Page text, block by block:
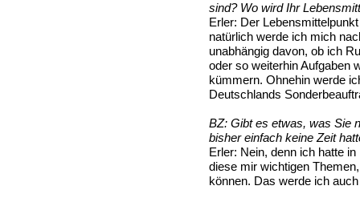
sind? Wo wird Ihr
Erler: Der
natürlich werde ich mich
unabhängig davon, ob ich
oder so weiterhin Aufgaben
kümmern. Ohnehin werde
Deutschlands
BZ: Gibt es etwas, was Sie
bisher einfach keine Zeit
Erler: Nein, denn ich hatte
diese mir wichtigen
können. Das werde ich